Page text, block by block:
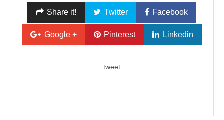
Share it! Twitter Facebook
Google + Pinterest Linkedin
tweet